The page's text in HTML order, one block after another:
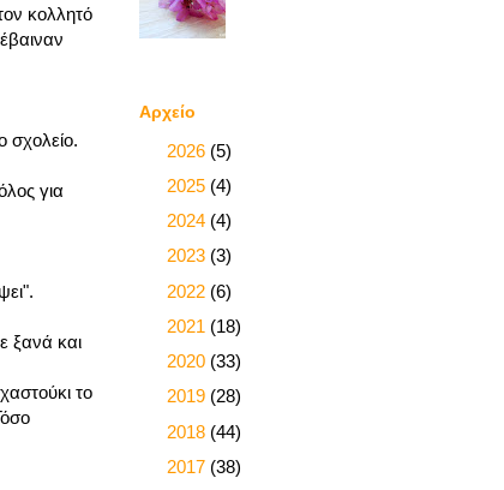
κολλητό
για
ξανά και
το
Αρχείο
2026 (5)
2025 (4)
2024 (4)
2023 (3)
2022 (6)
2021 (18)
2020 (33)
2019 (28)
2018 (44)
2017 (38)